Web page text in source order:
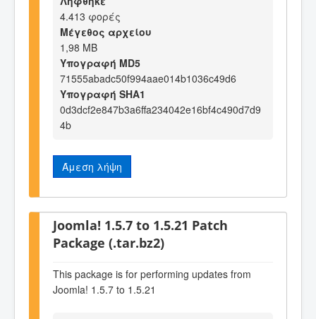
4.413 φορές
Μέγεθος αρχείου
1,98 MB
Υπογραφή MD5
71555abadc50f994aae014b1036c49d6
Υπογραφή SHA1
0d3dcf2e847b3a6ffa234042e16bf4c490d7d9
4b
Άμεση λήψη
Joomla! 1.5.7 to 1.5.21 Patch
Package (.tar.bz2)
This package is for performing updates from
Joomla! 1.5.7 to 1.5.21